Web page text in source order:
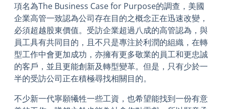
項名為The Business Case for Purpose的調查，美國
企業高管一致認為公司存在目的之概念正在迅速改變，
必須超越股東價值。受訪企業超過八成的高管認為，與
員工具有共同目的，且不只是專注於利潤的組織，在轉
型工作中會更加成功，亦擁有更多敬業的員工和更忠誠
的客戶，並且更能創新及轉型變革。但是，只有少於一
半的受訪公司正在積極尋找相關目的。
不少新一代寧願犧牲一些工資，也希望能找到一份有意